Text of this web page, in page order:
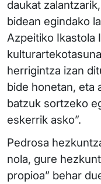
daukat
bidean egindako
Azpeitiko Ikastola
herrigintza izan
bide honetan, eta
batzuk sortzeko
eskerrik asko”.
Pedrosa
nola, gure
propioa” behar